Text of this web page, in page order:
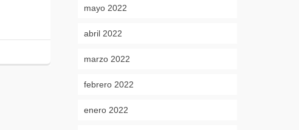
mayo 2022
abril 2022
marzo 2022
febrero 2022
enero 2022